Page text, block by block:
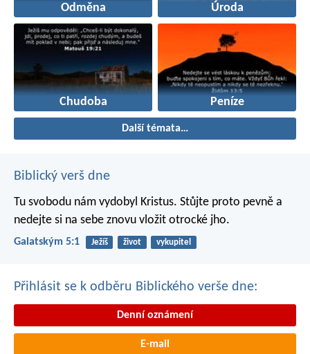
Odměna Úroda
Chudoba Peníze
Další témata…
Biblický verš dne
Tu svobodu nám vydobyl Kristus. Stůjte proto pevně a
nedejte si na sebe znovu vložit otrocké jho.
Galatským 5:1 Ježíš život vykupitel
Přihlásit se k odběru Biblického verše dne:
Denní oznámení
E-mail